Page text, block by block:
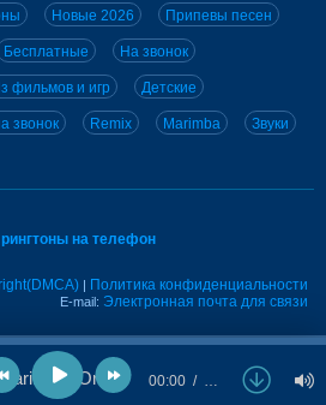
Новые 2026 Припевы песен
Бесплатные На звонок
фильмов и игр Детские
звонок Remix Marimba Звуки
на телефон
| Политика конфиденциальности
E-mail: Электронная почта для связи
Burak Balkan - Marimba (Original Mix) 00:00 …